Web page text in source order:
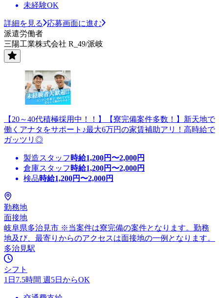
未経験OK
詳細を見る
応募画面に進む
派遣労働者
三陽工業株式会社 R_49/派岐
【20～40代積極採用中！！】【寮完備案件多数！】新天地で
働くアナタをサポート♪最大6万円の家賃補助アリ！高時給で
ガッツリ◎
製造スタッフ 時給1,200円〜2,000円
倉庫スタッフ 時給1,200円〜2,000円
検品時給1,200円〜2,000円
勤務地
面接地
岐阜県多治見市 ※当案件は寮完備の案件となります。勤務
地及び、最寄りからのアクセスは面接地の一例となります。
多治見駅
シフト
1日7.5時間 週5日からOK